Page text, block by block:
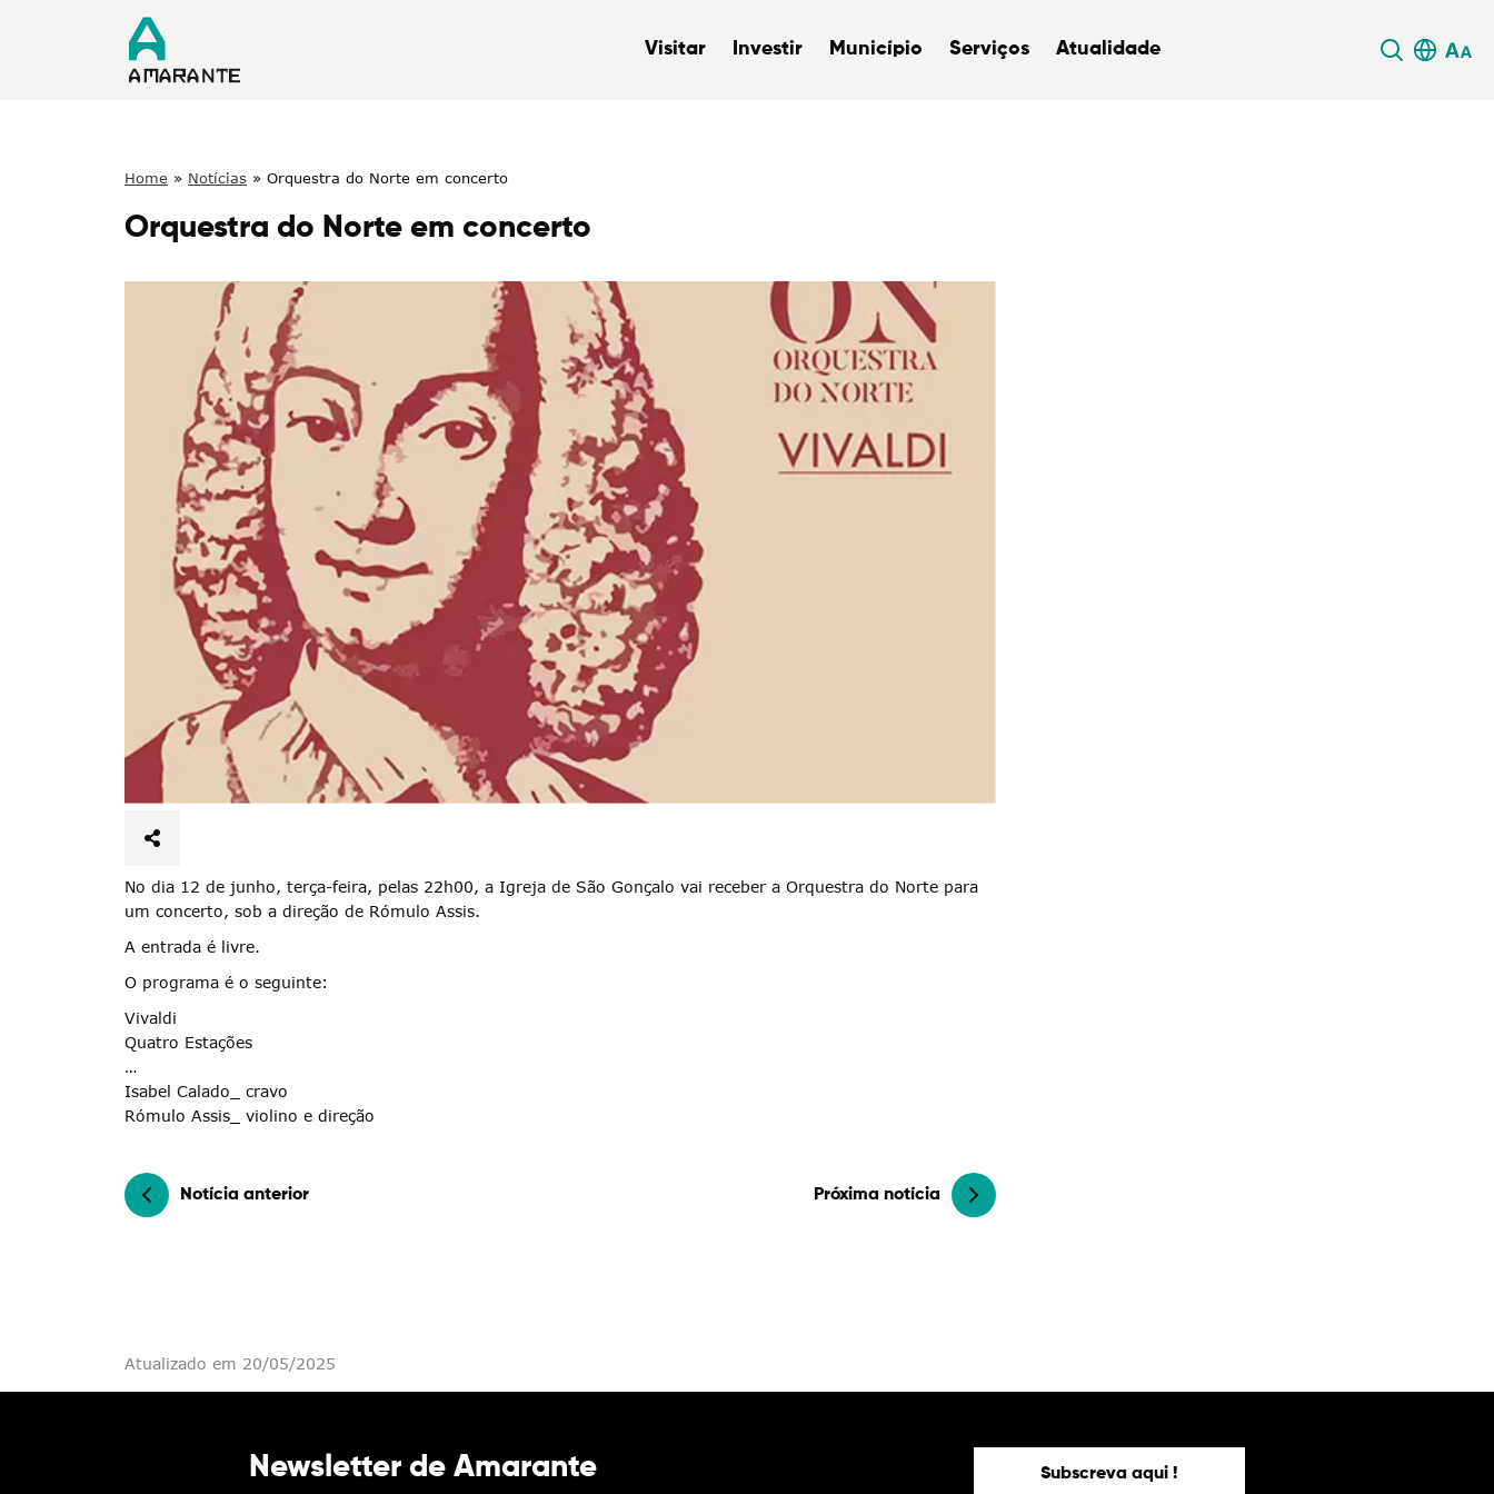
Visitar Investir Município Serviços Atualidade
Termo de Pesquisa
Categorias gerais
Home » Notícias » Orquestra do Norte em concerto
Orquestra do Norte em concerto
No dia 12 de junho, terça-feira, pelas 22h00, a Igreja de São Gonçalo vai receber a Orquestra do Norte para
um concerto, sob a direção de Rómulo Assis.
A entrada é livre.
O programa é o seguinte:
Vivaldi
Quatro Estações
…
Isabel Calado_ cravo
Rómulo Assis_ violino e direção
Notícia anterior Próxima notícia
Atualizado em 20/05/2025
Newsletter de Amarante Subscreva aqui !